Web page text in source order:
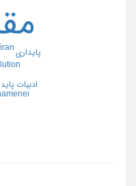
iran پايداري
ادبيات